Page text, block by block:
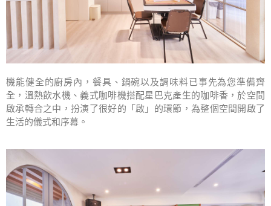
機能健全的廚房內，餐具、鍋碗以及調味料已事先為您準備齊
全，溫熱飲水機、義式咖啡機搭配星巴克產生的咖啡香，於空間
啟承轉合之中，扮演了很好的「啟」的環節，為整個空間開啟了
生活的儀式和序幕。